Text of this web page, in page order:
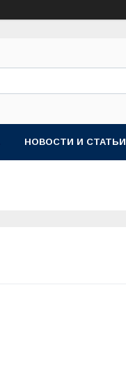
НОВОСТИ И СТАТЬИ